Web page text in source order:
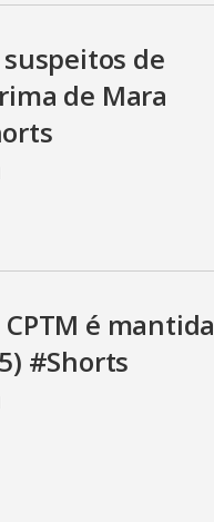
de
de Mara
é mantida
#Shorts